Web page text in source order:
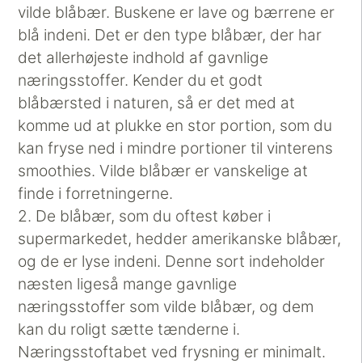
vilde blåbær. Buskene er lave og bærrene er
blå indeni. Det er den type blåbær, der har
det allerhøjeste indhold af gavnlige
næringsstoffer. Kender du et godt
blåbærsted i naturen, så er det med at
komme ud at plukke en stor portion, som du
kan fryse ned i mindre portioner til vinterens
smoothies. Vilde blåbær er vanskelige at
finde i forretningerne.
2. De blåbær, som du oftest køber i
supermarkedet, hedder amerikanske blåbær,
og de er lyse indeni. Denne sort indeholder
næsten ligeså mange gavnlige
næringsstoffer som vilde blåbær, og dem
kan du roligt sætte tænderne i.
Næringsstoftabet ved frysning er minimalt.